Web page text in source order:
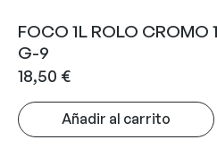
FOCO 1L ROLO CROMO
G-9
18,50 €
Añadir al carrito